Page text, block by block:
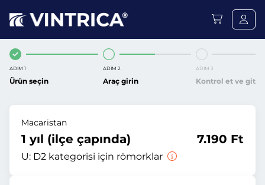
ADIM 1
Ürün seçin
ADIM 2
Araç girin
ADIM 3
Kontrol et ve git
Macaristan
1 yıl (ilçe çapında)
U: D2 kategorisi için römorklar
7.190 Ft